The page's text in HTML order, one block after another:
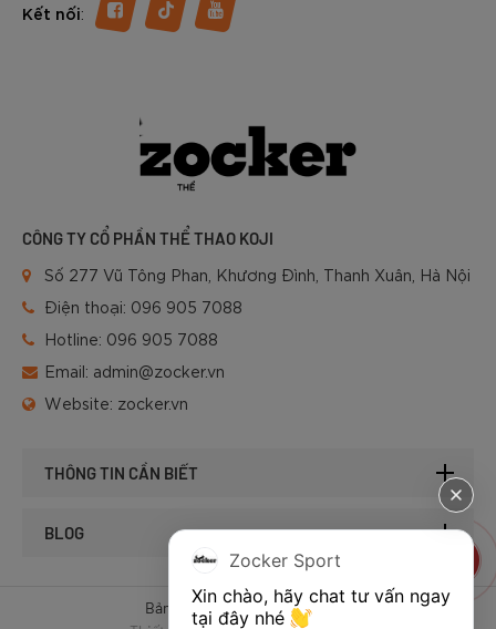
Kết nối:
CÔNG TY CỔ PHẦN THỂ THAO KOJI
Số 277 Vũ Tông Phan, Khương Đình, Thanh Xuân, Hà Nội
Điện thoại: 096 905 7088
Hotline: 096 905 7088
Email: admin@zocker.vn
Website: zocker.vn
THÔNG TIN CẦN BIẾT
BLOG
Bản quyền © 2025 của Zocker.
Zocker Sport
Xin chào, hãy chat tư vấn ngay
tại đây nhé